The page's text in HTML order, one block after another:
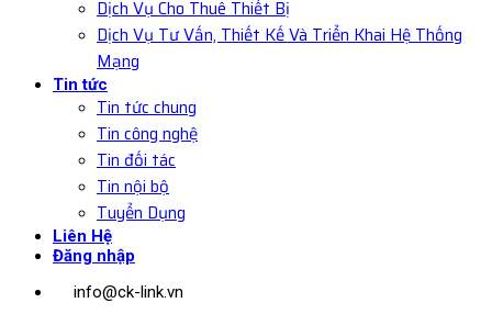
Dịch Vụ Cho Thuê Thiết Bị
Dịch Vụ Tư Vấn, Thiết Kế Và Triển Khai Hệ Thống
Mạng
Tin tức
Tin tức chung
Tin công nghệ
Tin đối tác
Tin nội bộ
Tuyển Dụng
Liên Hệ
Đăng nhập
info@ck-link.vn